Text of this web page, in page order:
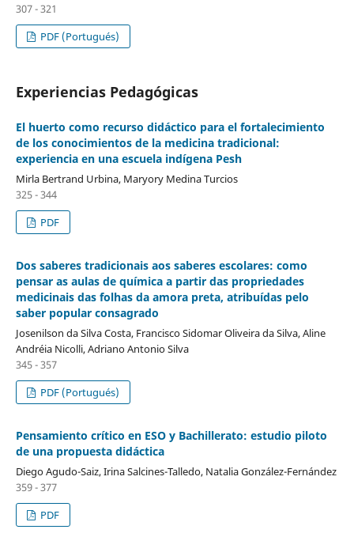
307 - 321
PDF (Portugués)
Experiencias Pedagógicas
El huerto como recurso didáctico para el fortalecimiento
de los conocimientos de la medicina tradicional:
experiencia en una escuela indígena Pesh
Mirla Bertrand Urbina, Maryory Medina Turcios
325 - 344
PDF
Dos saberes tradicionais aos saberes escolares: como
pensar as aulas de química a partir das propriedades
medicinais das folhas da amora preta, atribuídas pelo
saber popular consagrado
Josenilson da Silva Costa, Francisco Sidomar Oliveira da Silva, Aline
Andréia Nicolli, Adriano Antonio Silva
345 - 357
PDF (Portugués)
Pensamiento crítico en ESO y Bachillerato: estudio piloto
de una propuesta didáctica
Diego Agudo-Saiz, Irina Salcines-Talledo, Natalia González-Fernández
359 - 377
PDF